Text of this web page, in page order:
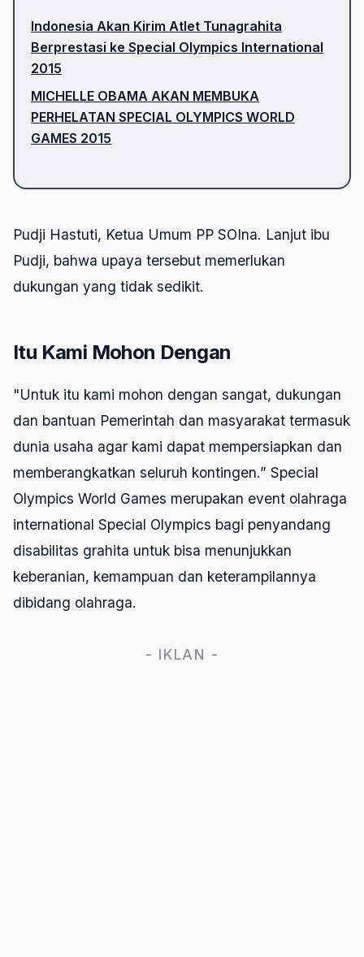
Indonesia Akan Kirim Atlet Tunagrahita
Berprestasi ke Special Olympics International
2015
MICHELLE OBAMA AKAN MEMBUKA
PERHELATAN SPECIAL OLYMPICS WORLD
GAMES 2015
Pudji Hastuti, Ketua Umum PP SOIna. Lanjut ibu
Pudji, bahwa upaya tersebut memerlukan
dukungan yang tidak sedikit.
Itu Kami Mohon Dengan
"Untuk itu kami mohon dengan sangat, dukungan
dan bantuan Pemerintah dan masyarakat termasuk
dunia usaha agar kami dapat mempersiapkan dan
memberangkatkan seluruh kontingen.” Special
Olympics World Games merupakan event olahraga
international Special Olympics bagi penyandang
disabilitas grahita untuk bisa menunjukkan
keberanian, kemampuan dan keterampilannya
dibidang olahraga.
- IKLAN -